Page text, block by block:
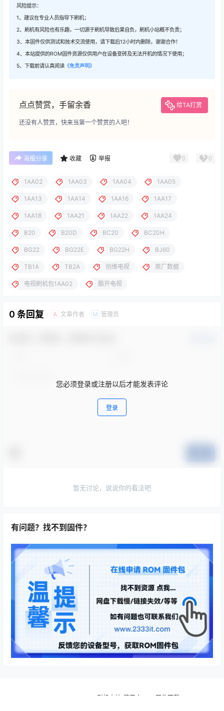
风险提示：
1、建议在专业人员指导下刷机；
2、刷机有风险也有乐趣，一切源于刷机导致后果自负，刷机小站概不负责；
3、本固件仅供测试和技术交流使用，请下载后12小时内删除，谢谢合作！
4、本站提供的ROM固件资源仅供用户在设备变砖及无法开机的情况下使用；
5、下载前请认真阅读 《免责声明》
点点赞赏，手留余香 给TA打赏
还没有人赞赏，快来当第一个赞赏的人吧！
海报分享 收藏 举报 0 0
1AA02 1AA03 1AA04 1AA05
1AA13 1AA14 1AA16 1AA17
1AA18 1AA21 1AA22 1AA24
B20 B20D BC20 BC20H
BG22 BG22E BG22H BJ60
TB1A TB2A 创维电视 原厂数据
电视刷机包1AA02 酷开电视
0 条回复 A 文章作者 M 管理员
您必须登录或注册以后才能发表评论
登录
暂无讨论，说说你的看法吧
有问题？找不到固件？
刷机小站_第三方ROM固件下载